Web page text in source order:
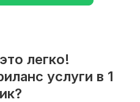
легко!
услуги в 1